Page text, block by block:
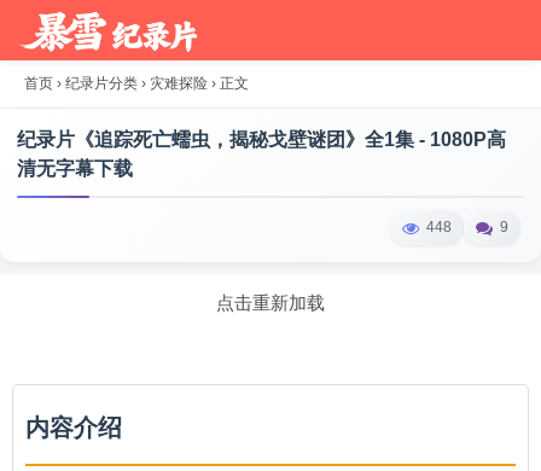
首页 › 纪录片分类 › 灾难探险 › 正文
纪录片《追踪死亡蠕虫，揭秘戈壁谜团》全1集 - 1080P高
清无字幕下载
448 9
点击重新加载
内容介绍